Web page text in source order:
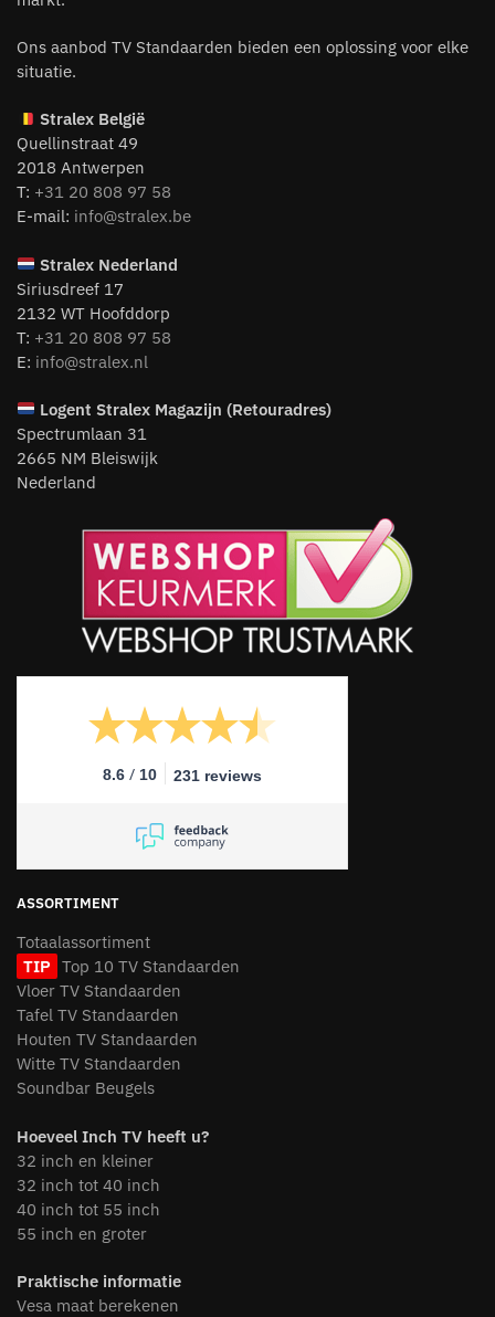
Ons aanbod TV Standaarden bieden een oplossing voor elke
situatie.
Stralex België
Quellinstraat 49
2018 Antwerpen
T: +31 20 808 97 58
E-mail: info@stralex.be
Stralex Nederland
Siriusdreef 17
2132 WT Hoofddorp
T: +31 20 808 97 58
E: info@stralex.nl
LogentStralex Magazijn (Retouradres)
Spectrumlaan 31
2665 NM Bleiswijk
Nederland
8.6 / 10 231 reviews
ASSORTIMENT
Totaalassortiment
TIP Top 10 TV Standaarden
Vloer TV Standaarden
Tafel TV Standaarden
Houten TV Standaarden
Witte TV Standaarden
Soundbar Beugels
Hoeveel Inch TV heeft u?
32 inch en kleiner
32 inch tot 40 inch
40 inch tot 55 inch
55 inch en groter
Praktische informatie
Vesa maat berekenen